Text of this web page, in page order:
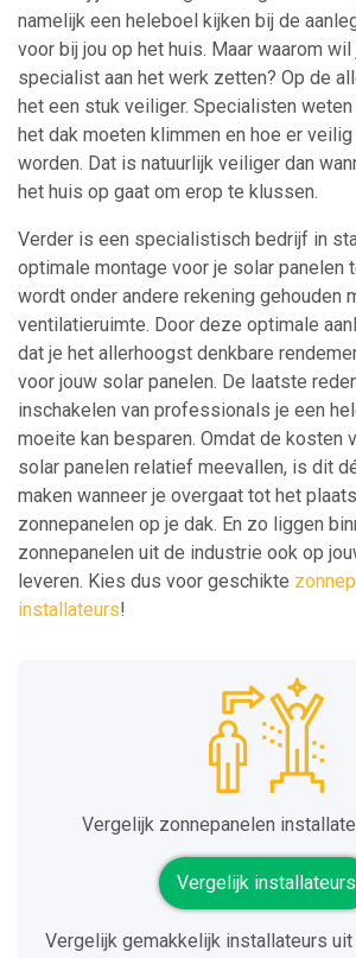
namelijk een heleboel kijken bij de
voor bij jou op het huis. Maar waarom
specialist aan het werk zetten? Op de
het een stuk veiliger. Specialisten
het dak moeten klimmen en hoe er
worden. Dat is natuurlijk veiliger dan
het huis op gaat om erop te klussen.
Verder is een specialistisch bedrijf in
optimale montage voor je solar panelen
wordt onder andere rekening gehouden
ventilatieruimte. Door deze optimale
dat je het allerhoogst denkbare
voor jouw solar panelen. De laatste
inschakelen van professionals je een
moeite kan besparen. Omdat de kosten
solar panelen relatief meevallen, is dit
maken wanneer je overgaat tot het
zonnepanelen op je dak. En zo liggen
zonnepanelen uit de industrie ook op
leveren. Kies dus voor geschikte
installateurs!
Vergelijk zonnepanelen
Vergelijk installateurs
Vergelijk gemakkelijk installateurs